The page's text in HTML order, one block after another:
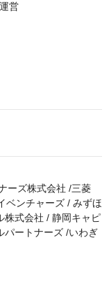
営
ーズ株式会社 /三菱
ベンチャーズ / みずほ
株式会社 / 静岡キャピ
パートナーズ /いわぎ